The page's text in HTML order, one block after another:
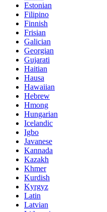
Estonian
Filipino
Finnish
Frisian
Galician
Georgian
Gujarati
Haitian
Hausa
Hawaiian
Hebrew
Hmong
Hungarian
Icelandic
Igbo
Javanese
Kannada
Kazakh
Khmer
Kurdish
Kyrgyz
Latin
Latvian